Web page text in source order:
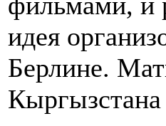
идея
Берлине.